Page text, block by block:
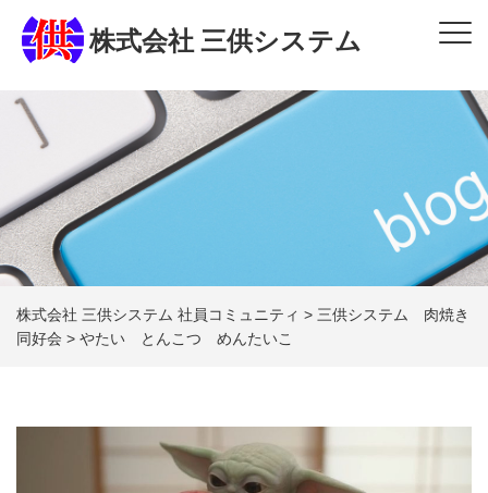
株式会社 三供システム
株式会社 三供システム 社員コミュニティ > 三供システム 肉焼き
同好会 > やたい とんこつ めんたいこ